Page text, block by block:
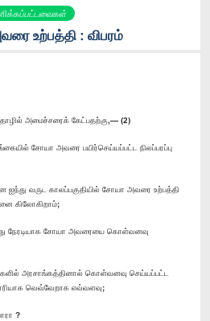
உற்பத்தி : விபரம்
அமைச்சரைக் கேட்பதற்கு,— (2)
சோயா அவரை பயிர்செய்யப்பட்ட நிலப்பரப்பு
வருட காலப்பகுதியில் சோயா அவரை உற்பத்தி
கிலோகிறாம்;
நேரடியாக சோயா அவரையை கொள்வனவு
அரசாங்கத்தினால் கொள்வனவு செய்யப்பட்ட
வெவ்வேறாக எவ்வளவு;
?